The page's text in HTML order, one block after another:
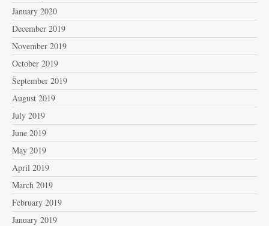
January 2020
December 2019
November 2019
October 2019
September 2019
August 2019
July 2019
June 2019
May 2019
April 2019
March 2019
February 2019
January 2019